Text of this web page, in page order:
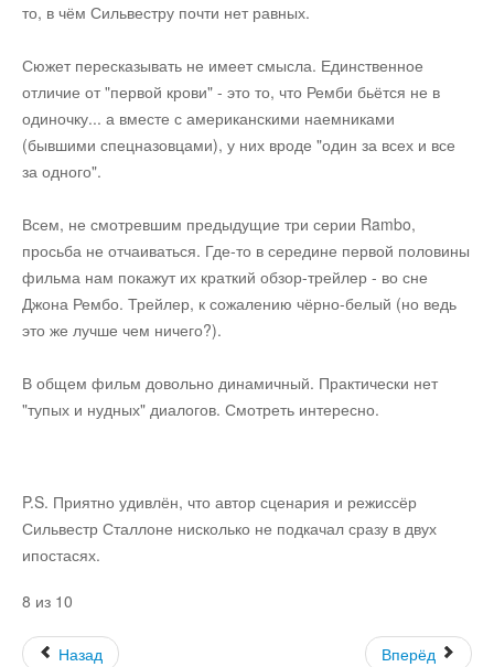
Кулинария
Это интересно
Юмор
Акции
Языки
Deutsch
то, в чём Сильвестру почти нет равных.
Сюжет пересказывать не имеет смысла. Единственное
отличие от "первой крови" - это то, что Ремби бьётся не в
одиночку... а вместе с американскими наемниками
(бывшими спецназовцами), у них вроде "один за всех и все
за одного".
Всем, не смотревшим предыдущие три серии Rambo,
просьба не отчаиваться. Где-то в середине первой половины
фильма нам покажут их краткий обзор-трейлер - во сне
Джона Рембо. Трейлер, к сожалению чёрно-белый (но ведь
это же лучше чем ничего?).
В общем фильм довольно динамичный. Практически нет
"тупых и нудных" диалогов. Смотреть интересно.
P.S. Приятно удивлён, что автор сценария и режиссёр
Сильвестр Сталлоне нисколько не подкачал сразу в двух
ипостасях.
8 из 10
Назад Вперёд